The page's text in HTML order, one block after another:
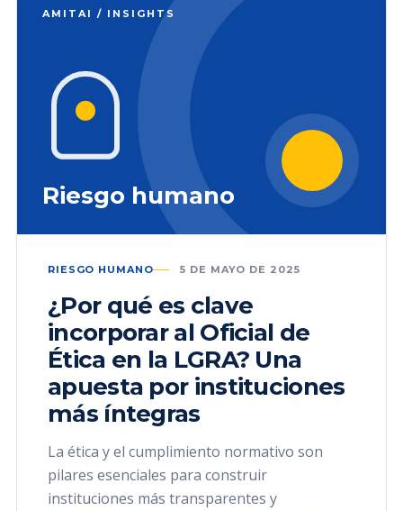
AMITAI / INSIGHTS
Riesgo humano
RIESGO HUMANO 5 DE MAYO DE 2025
¿Por qué es clave
incorporar al Oficial de
Ética en la LGRA? Una
apuesta por instituciones
más íntegras
La ética y el cumplimiento normativo son
pilares esenciales para construir
instituciones más transparentes y